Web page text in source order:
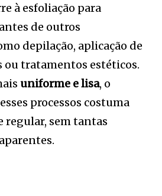
à esfoliação para
de outros
depilação, aplicação de
ou tratamentos estéticos.
uniforme e lisa, o
processos costuma
regular, sem tantas